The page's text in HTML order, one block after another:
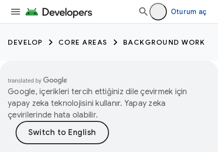
Oturum aç
DEVELOP CORE AREAS BACKGROUND WORK
Google, içerikleri tercih ettiğiniz dile çevirmek için
yapay zeka teknolojisini kullanır. Yapay zeka
çevirilerinde hata olabilir.